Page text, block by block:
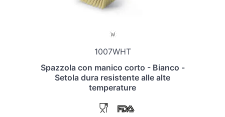
1007WHT
Spazzola con manico corto - Bianco -
Setola dura resistente alle alte
temperature